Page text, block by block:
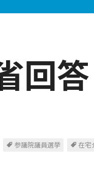
回答
参議院議員選挙
在宅